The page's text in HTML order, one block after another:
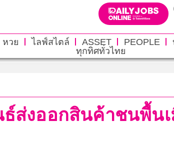
หวย ไลฟ์สไตล์ ASSET PEOPLE
ทุกทิศทั่วไทย
ธ์ส่งออกสินค้าชนพื้น